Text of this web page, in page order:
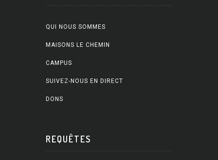
QUI NOUS SOMMES
MAISONS LE CHEMIN
CAMPUS
SUIVEZ-NOUS EN DIRECT
DONS
REQUÊTES